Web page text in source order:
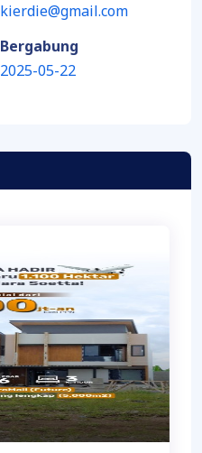
kierdie@gmail.com
Bergabung
2025-05-22